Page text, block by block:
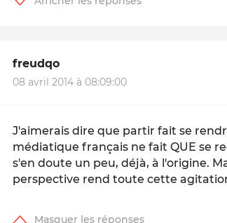
freudqo
08 avril 2014 à 08:09:00
J'aimerais dire que partir fait se
médiatique français ne fait QUE se
s'en doute un peu, déjà, à l'origine.
perspective rend toute cette